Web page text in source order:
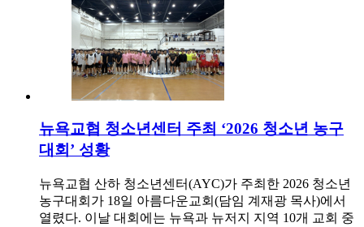
뉴욕교협 청소년센터 주최 ‘2026 청소년 농구
대회’ 성황
뉴욕교협 산하 청소년센터(AYC)가 주최한 2026 청소년
농구대회가 18일 아름다운교회(담임 계재광 목사)에서
열렸다. 이날 대회에는 뉴욕과 뉴저지 지역 10개 교회 중